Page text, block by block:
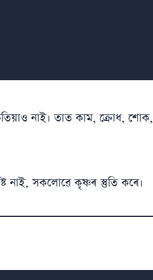
নাই। তাত কাম, ক্ৰোধ, শোক,
নাই, সকলোৱে কৃষ্ণৰ স্তুতি কৰে।